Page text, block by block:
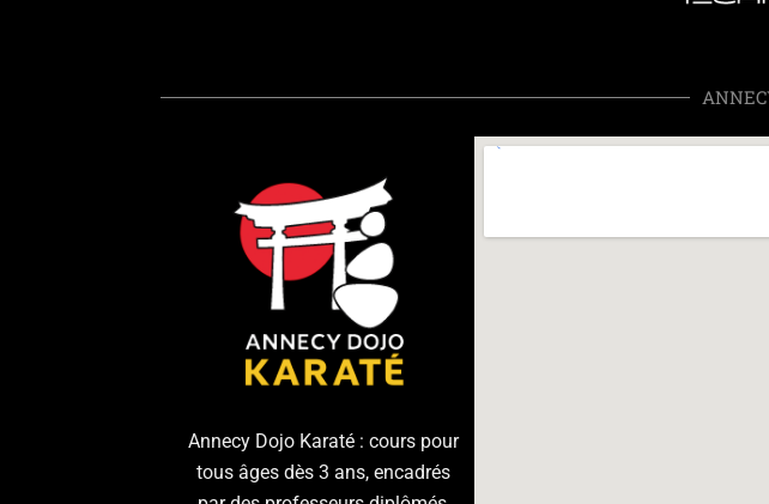
Annecy Dojo Karaté : cours pour
tous âges dès 3 ans, encadrés